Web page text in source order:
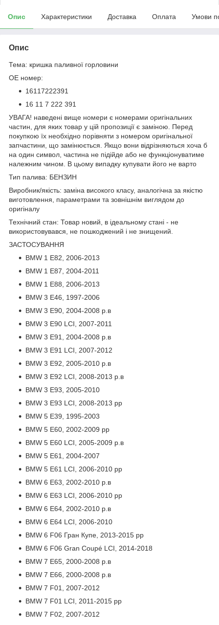
Опис Характеристики Доставка Оплата Умови
Опис
Тема: кришка паливної горловини
OE номер:
16117222391
16 11 7 222 391
УВАГА! наведені вище номери є номерами оригінальних
частин, для яких товар у цій пропозиції є заміною. Перед
покупкою їх необхідно порівняти з номером оригінальної
запчастини, що замінюється. Якщо вони відрізняються хоча б
на один символ, частина не підійде або не функціонуватиме
належним чином. В цьому випадку купувати його не варто
Тип палива: БЕНЗИН
Виробник/якість: заміна високого класу, аналогічна за якістю
виготовлення, параметрами та зовнішнім виглядом до
оригіналу
Технічний стан: Товар новий, в ідеальному стані - не
використовувався, не пошкоджений і не знищений.
ЗАСТОСУВАННЯ
BMW 1 E82, 2006-2013
BMW 1 E87, 2004-2011
BMW 1 E88, 2006-2013
BMW 3 E46, 1997-2006
BMW 3 E90, 2004-2008 р.в
BMW 3 E90 LCI, 2007-2011
BMW 3 E91, 2004-2008 р.в
BMW 3 E91 LCI, 2007-2012
BMW 3 E92, 2005-2010 р.в
BMW 3 E92 LCI, 2008-2013 р.в
BMW 3 E93, 2005-2010
BMW 3 E93 LCI, 2008-2013 рр
BMW 5 E39, 1995-2003
BMW 5 E60, 2002-2009 рр
BMW 5 E60 LCI, 2005-2009 р.в
BMW 5 E61, 2004-2007
BMW 5 E61 LCI, 2006-2010 рр
BMW 6 E63, 2002-2010 р.в
BMW 6 E63 LCI, 2006-2010 рр
BMW 6 E64, 2002-2010 р.в
BMW 6 E64 LCI, 2006-2010
BMW 6 F06 Гран Купе, 2013-2015 рр
BMW 6 F06 Gran Coupé LCI, 2014-2018
BMW 7 E65, 2000-2008 р.в
BMW 7 E66, 2000-2008 р.в
BMW 7 F01, 2007-2012
BMW 7 F01 LCI, 2011-2015 рр
BMW 7 F02, 2007-2012